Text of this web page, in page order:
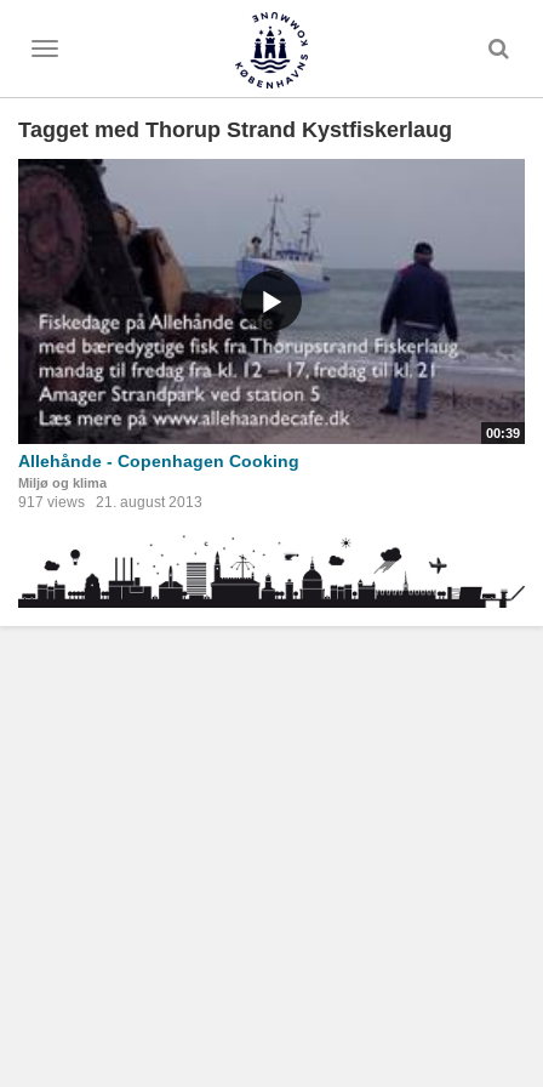
Toggle
Tagget med Thorup Strand Kystfiskerlaug
00:39
Allehånde - Copenhagen Cooking
Miljø og klima
917 views 21. august 2013